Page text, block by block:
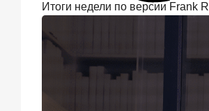
По
итогам
июля
Итоги недели по версии Frank